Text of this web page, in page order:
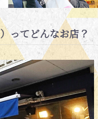
ってどんなお店？